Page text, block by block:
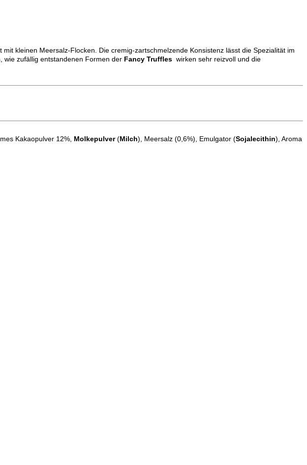
kleinen Meersalz-Flocken. Die cremig-zartschmelzende Konsistenz lässt die Spezialität im
wie zufällig entstandenen Formen der Fancy Truffles wirken sehr reizvoll und die
Kakaopulver 12%, Molkepulver(Milch), Meersalz (0,6%), Emulgator (Sojalecithin), Aroma